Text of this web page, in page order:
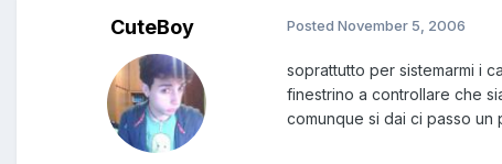
CuteBoy Posted November 5, 2006
soprattutto per sistemarmi i
finestrino a controllare che
comunque si dai ci passo